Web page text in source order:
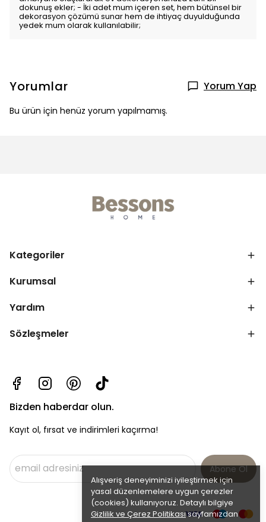
Alışveriş deneyiminizi iyileştirmek için
yasal düzenlemelere uygun çerezler
(cookies) kullanıyoruz. Detaylı bilgiye
Gizlilik ve Çerez Politikasısayfamızdan
dokunuş ekler; - İki adet mum içeren set, hem bütünsel bir
dekorasyon çözümü sunar hem de ihtiyaç duyulduğunda
yedek mum olarak kullanılabilir;
Yorumlar Yorum Yap
Bu ürün için henüz yorum yapılmamış.
Kategoriler
Kurumsal
Yardım
Sözleşmeler
Bizden haberdar olun.
Kayıt ol, fırsat ve indirimleri kaçırma!
Abone Ol